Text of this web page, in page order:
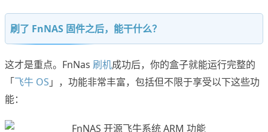
刷了 FnNAS 固件之后，能干什么？
这才是重点。FnNas 刷机成功后，你的盒子就能运行完整的
「飞牛 OS 」，功能非常丰富，包括但不限于享受以下这些功
能：